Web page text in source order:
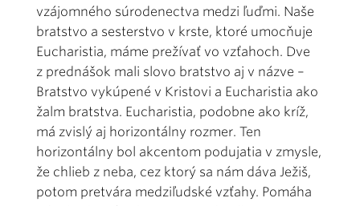
vzájomného súrodenectva medzi ľuďmi. Naše
bratstvo a sesterstvo v krste, ktoré umocňuje
Eucharistia, máme prežívať vo vzťahoch. Dve
z prednášok mali slovo bratstvo aj v názve –
Bratstvo vykúpené v Kristovi a Eucharistia ako
žalm bratstva. Eucharistia, podobne ako kríž,
má zvislý aj horizontálny rozmer. Ten
horizontálny bol akcentom podujatia v zmysle,
že chlieb z neba, cez ktorý sa nám dáva Ježiš,
potom pretvára medziľudské vzťahy. Pomáha